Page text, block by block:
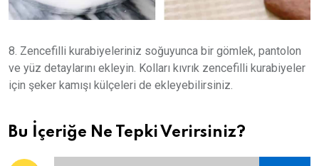
8. Zencefilli kurabiyeleriniz soğuyunca bir gömlek, pantolon
ve yüz detaylarını ekleyin. Kolları kıvrık zencefilli kurabiyeler
için şeker kamışı külçeleri de ekleyebilirsiniz.
Bu İçeriğe Ne Tepki Verirsiniz?